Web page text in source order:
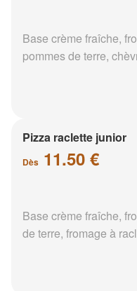
Base crème fraîche,
pommes de terre,
Pizza raclette junior
Dès 11.50 €
Base crème fraîche,
de terre, fromage à